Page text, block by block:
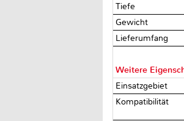
Tiefe
Gewicht
Lieferumfang
Weitere
Einsatzgebiet
Kompatibilität